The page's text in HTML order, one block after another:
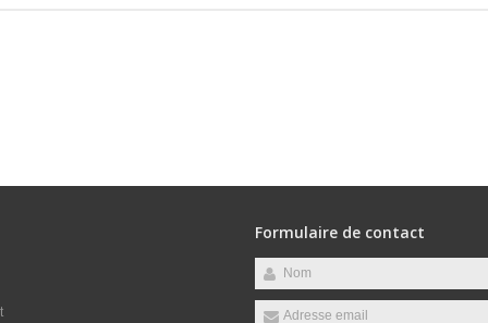
Formulaire de contact